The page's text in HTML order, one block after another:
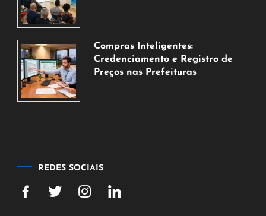
de
2026
Compras Inteligentes:
Credenciamento e Registro de
Preços nas Prefeituras
REDES SOCIAIS